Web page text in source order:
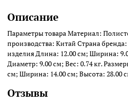
Описание
Параметры товара Материал:
производства: Китай Страна
изделия Длина: 12.00 см; Ширина:
Диаметр: 9.00 см; Вес: 0.74 кг.
см; Ширина: 14.00 см; Высота: 28.00
Отзывы